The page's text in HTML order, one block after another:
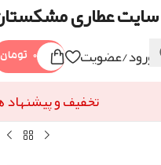
سایت عطاری
ورود/عضویت ۰ تومان
تخفیف و پیشنهاد